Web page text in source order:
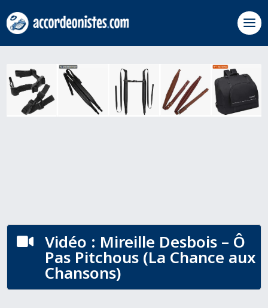
 Vidéo : Mireille Desbois – Ô
Pas Pitchous (La Chance aux
Chansons)